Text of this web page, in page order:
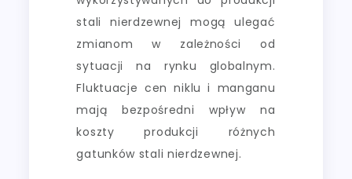
stali nierdzewnej mogą ulegać
zmianom w zależności od
sytuacji na rynku globalnym.
Fluktuacje cen niklu i manganu
mają bezpośredni wpływ na
koszty produkcji różnych
gatunków stali nierdzewnej.